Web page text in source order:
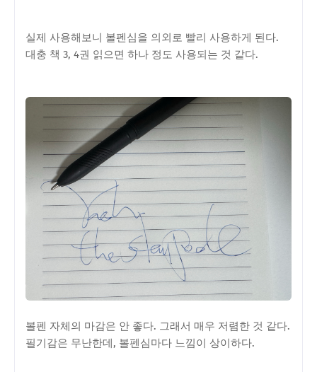
실제 사용해보니 볼펜심을 의외로 빨리 사용하게 된다.
대충 책 3, 4권 읽으면 하나 정도 사용되는 것 같다.
볼펜 자체의 마감은 안 좋다. 그래서 매우 저렴한 것 같다.
필기감은 무난한데, 볼펜심마다 느낌이 상이하다.